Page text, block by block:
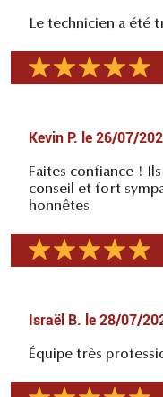
Le technicien a été
Kevin P. le 26/07/
Faites confiance !
conseil et fort
honnêtes
Israël B. le 28/07/
Équipe très